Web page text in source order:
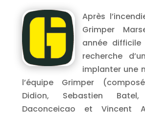
Après
Grimper
année
recherche
implanter une
l’équipe Grimper
Didion, Sebastien Batel,
Daconceicao et Vincent